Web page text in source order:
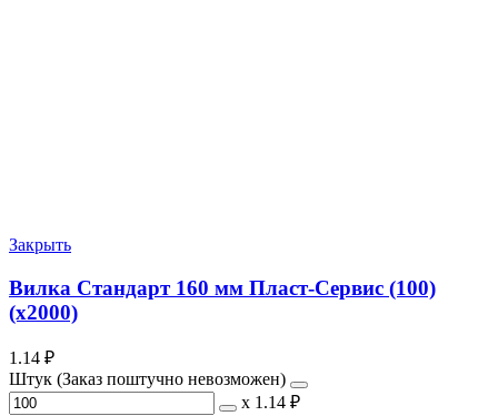
Закрыть
Вилка Стандарт 160 мм Пласт-Сервис (100)
(х2000)
1.14 ₽
Штук (Заказ поштучно невозможен)
х 1.14 ₽